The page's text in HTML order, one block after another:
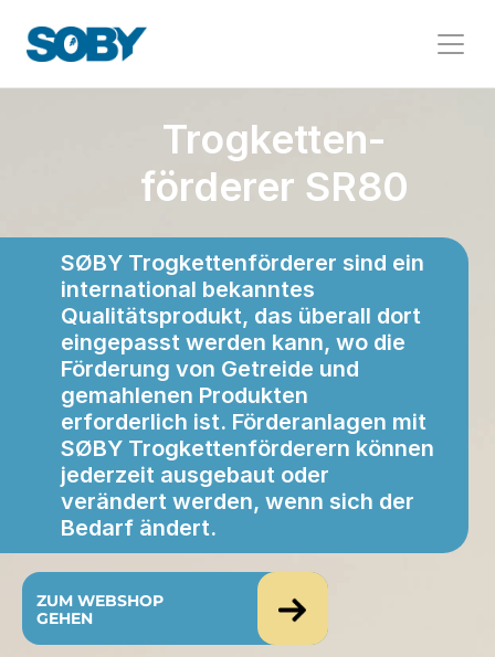
Trogketten-
förderer SR80
SØBY Trogkettenförderer sind ein
international bekanntes
Qualitätsprodukt, das überall dort
eingepasst werden kann, wo die
Förderung von Getreide und
gemahlenen Produkten
erforderlich ist. Förderanlagen mit
SØBY Trogkettenförderern können
jederzeit ausgebaut oder
verändert werden, wenn sich der
Bedarf ändert.
ZUM WEBSHOP
GEHEN